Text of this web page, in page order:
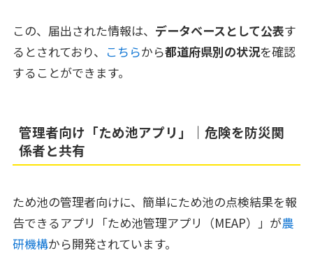
この、届出された情報は、 データベースとして公表す
るとされており、 こちらから都道府県別の状況を確認
することができます。
管理者向け「ため池アプリ」｜危険を防災関
係者と共有
ため池の管理者向けに、簡単にため池の点検結果を報
告できるアプリ「ため池管理アプリ（MEAP）」が農
研機構から開発されています。